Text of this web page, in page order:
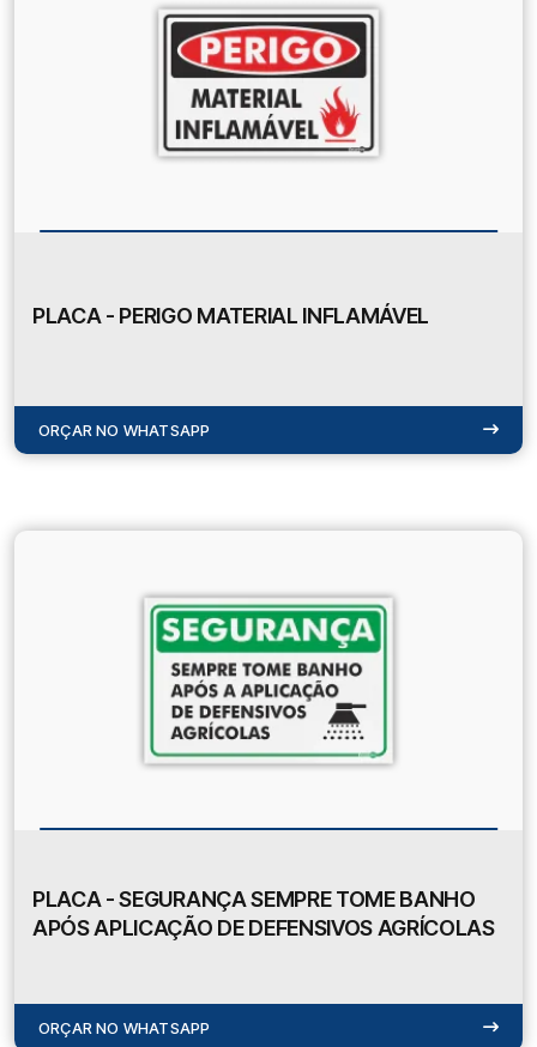
PLACA - PERIGO MATERIAL INFLAMÁVEL
ORÇAR NO WHATSAPP
PLACA - SEGURANÇA SEMPRE TOME BANHO
APÓS APLICAÇÃO DE DEFENSIVOS AGRÍCOLAS
ORÇAR NO WHATSAPP